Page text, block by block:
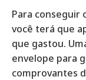
Para conseguir
você terá que
que gastou.
envelope para
comprovantes